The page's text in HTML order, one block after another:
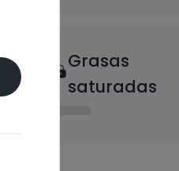
Grasas
saturadas